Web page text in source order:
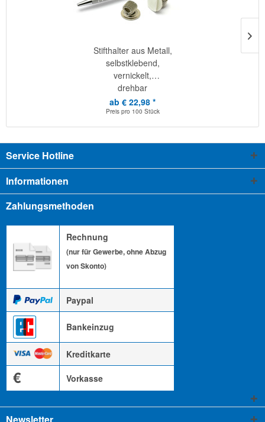
Stifthalter aus Metall,
selbstklebend,
vernickelt,
drehbar
ab € 22,98 *
Preis pro 100 Stück
Service Hotline
Informationen
Zahlungsmethoden
Rechnung
(nur für Gewerbe, ohne Abzug
von Skonto)
Paypal
Bankeinzug
Kreditkarte
€ Vorkasse